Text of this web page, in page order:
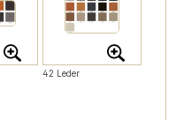
42 Leder